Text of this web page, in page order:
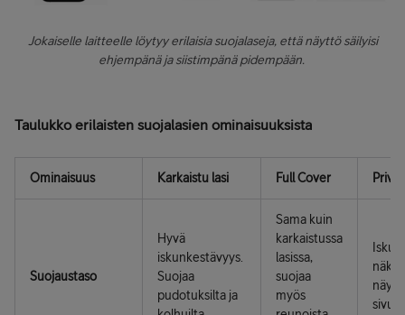
Jokaiselle laitteelle löytyy erilaisia suojalaseja, että näyttö säilyisi
ehjempänä ja siistimpänä pidempään.
Taulukko erilaisten suojalasien ominaisuuksista
Ominaisuus Karkaistu lasi Full Cover
Suojaustaso
Hyvä
iskunkestävyys.
Suojaa
pudotuksilta ja
Sama kuin
karkaistussa
lasissa,
suojaa
myös